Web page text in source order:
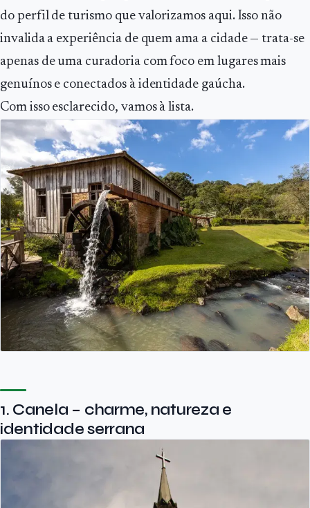
do perfil de turismo que valorizamos aqui. Isso não
invalida a experiência de quem ama a cidade — trata-se
apenas de uma curadoria com foco em lugares mais
genuínos e conectados à identidade gaúcha.
Com isso esclarecido, vamos à lista.
1. Canela – charme, natureza e
identidade serrana